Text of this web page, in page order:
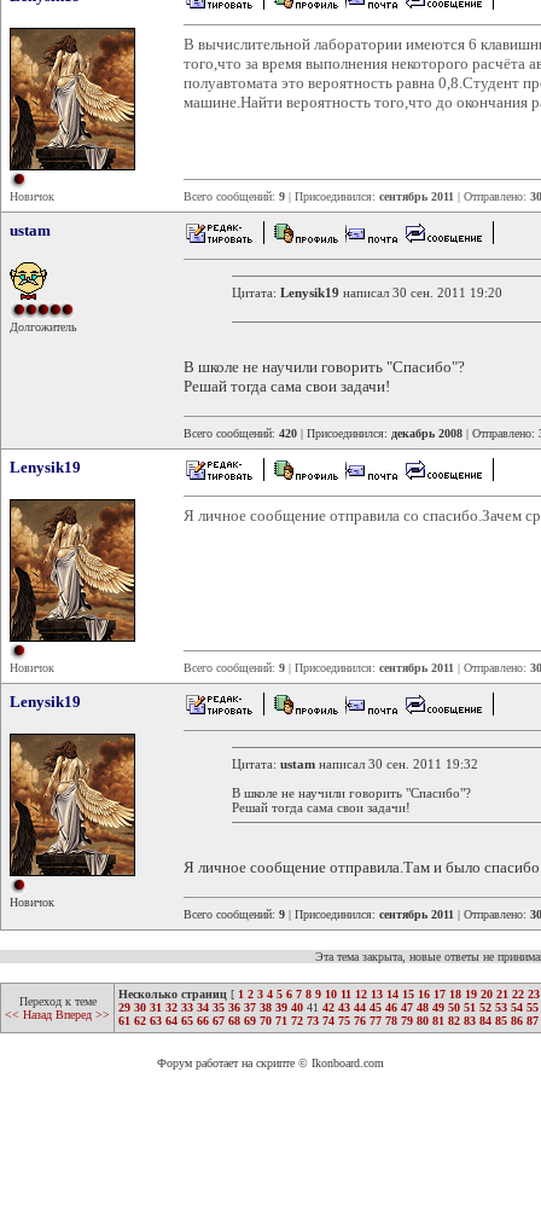
Новичок
В вычислительной лаборатории имеются 6
того,что за время выполнения некоторого расчёта
полуавтомата это вероятность равна 0,8.Студент
машине.Найти вероятность того,что до окончания
Всего сообщений: 9 | Присоединился: сентябрь 2011 | Отправлено:
ustam
Долгожитель
Цитата: Lenysik19 написал 30 сен. 2011 19:20
В школе не научили говорить "Спасибо"?
Решай тогда сама свои задачи!
Всего сообщений: 420 | Присоединился: декабрь 2008 | Отправлено:
Lenysik19
Новичок
Я личное сообщение отправила со спасибо.Зачем
Всего сообщений: 9 | Присоединился: сентябрь 2011 | Отправлено:
Lenysik19
Новичок
Цитата: ustam написал 30 сен. 2011 19:32
В школе не научили говорить "Спасибо"?
Решай тогда сама свои задачи!
Я личное сообщение отправила.Там и было
Всего сообщений: 9 | Присоединился: сентябрь 2011 | Отправлено:
Эта тема закрыта, новые ответы не
Переход к теме
<< Назад Вперед >>
Несколько страниц [ 1 2 3 4 5 6 7 8 9 10 11 12 13 14 15 16 17 18 19 20 21 22 23
29 30 31 32 33 34 35 36 37 38 39 40 41 42 43 44 45 46 47 48 49 50 51 52 53 54 55
61 62 63 64 65 66 67 68 69 70 71 72 73 74 75 76 77 78 79 80 81 82 83 84 85 86 87
Форум работает на скрипте © Ikonboard.com